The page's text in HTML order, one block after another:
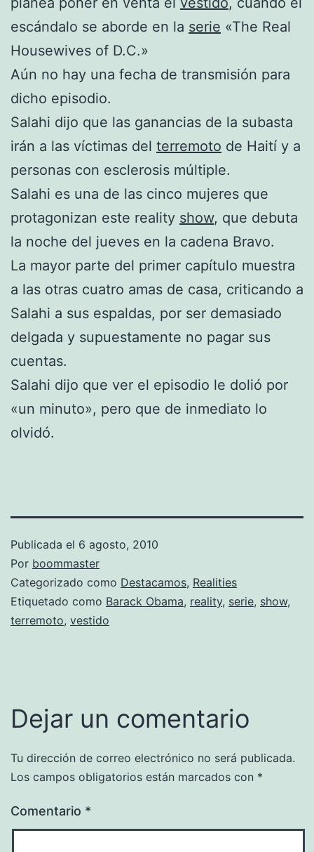
escándalo se aborde en la serie «The Real
Housewives of D.C.»
Aún no hay una fecha de transmisión para
dicho episodio.
Salahi dijo que las ganancias de la subasta
irán a las víctimas del terremoto de Haití y a
personas con esclerosis múltiple.
Salahi es una de las cinco mujeres que
protagonizan este reality show, que debuta
la noche del jueves en la cadena Bravo.
La mayor parte del primer capítulo muestra
a las otras cuatro amas de casa, criticando a
Salahi a sus espaldas, por ser demasiado
delgada y supuestamente no pagar sus
cuentas.
Salahi dijo que ver el episodio le dolió por
«un minuto», pero que de inmediato lo
olvidó.
Publicada el 6 agosto, 2010
Por boommaster
Categorizado como Destacamos, Realities
Etiquetado como Barack Obama, reality, serie, show,
terremoto, vestido
Dejar un comentario
Tu dirección de correo electrónico no será publicada.
Los campos obligatorios están marcados con *
Comentario *